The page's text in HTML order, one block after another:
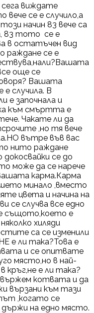
виждате
се е случило,а
начин 83 вече са
83 тото се е
в остатъчен вид
раждане се е
още се
Вашата
случила. В
е започнала и
към смъртта е
Чакате ли да
,но тя вече
вътре във вас
нито раждане
се до
може да се нарече
карма.Карма
минало ,вместо
цвета и начина на
се случва все едно
същото,което е
хиляди
са се изменили
е ли така?Това е
и се опитвате
място,но в най-
кръг,не е ли така?
котвата и да
вързани към тази
,когато се
на едно място.